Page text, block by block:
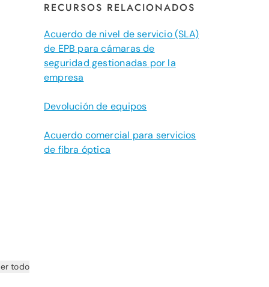
RECURSOS RELACIONADOS
Acuerdo de nivel de servicio (SLA)
de EPB para cámaras de
seguridad gestionadas por la
empresa
Devolución de equipos
Acuerdo comercial para servicios
de fibra óptica
todo